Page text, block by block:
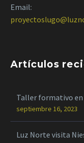
Email:
Artículos
Taller formativo
septiembre 16, 2023
Luz Norte visita